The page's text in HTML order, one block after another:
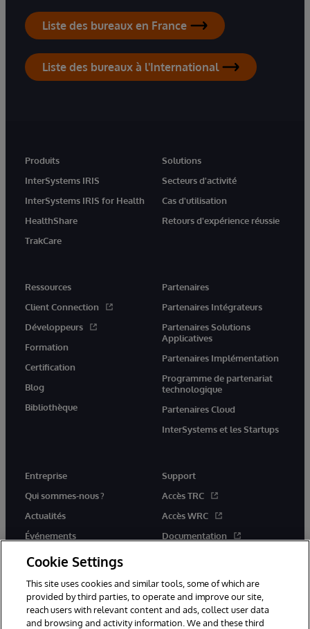
Liste des bureaux en France
Liste des bureaux à l'International
Produits
InterSystems IRIS
InterSystems IRIS for Health
HealthShare
TrakCare
Solutions
Secteurs d'activité
Cas d'utilisation
Retours d'expérience réussie
Ressources
Client Connection
Développeurs
Formation
Certification
Blog
Bibliothèque
Partenaires
Partenaires Intégrateurs
Partenaires Solutions
Applicatives
Partenaires Implémentation
Programme de partenariat
technologique
Partenaires Cloud
InterSystems et les Startups
Entreprise
Qui sommes-nous ?
Actualités
Événements
Rejoignez-nous
Support
Accès TRC
Accès WRC
Documentation
Cookie Settings
This site uses cookies and similar tools, some of which are
provided by third parties, to operate and improve our site,
reach users with relevant content and ads, collect user data
and browsing and activity information. We and these third